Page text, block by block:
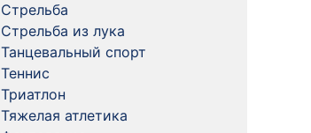
Стрельба
Стрельба из лука
Танцевальный спорт
Теннис
Триатлон
Тяжелая атлетика